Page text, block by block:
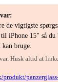
de vigtigste
til iPhone 15" så
kan bruge.
Husk altid at